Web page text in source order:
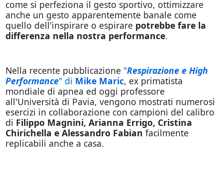
come si perfeziona il gesto sportivo, ottimizzare
anche un gesto apparentemente banale come
quello dell'inspirare o espirare potrebbe fare la
differenza nella nostra performance.
Nella recente pubblicazione "Respirazione e High
Performance" di Mike Maric, ex primatista
mondiale di apnea ed oggi professore
all'Università di Pavia, vengono mostrati numerosi
esercizi in collaborazione con campioni del calibro
di Filippo Magnini, Arianna Errigo, Cristina
Chirichella e Alessandro Fabian facilmente
replicabili anche a casa.